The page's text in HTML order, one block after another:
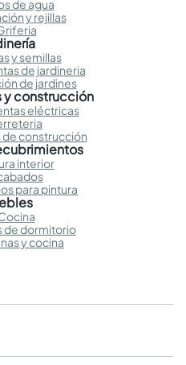
de agua
y rejillas
y semillas
de jardineria
de jardines
y construcción
eléctricas
de construcción
interior
para pintura
de dormitorio
y cocina